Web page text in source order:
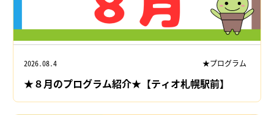
2026.08.4 ★プログラム
★８月のプログラム紹介★【ティオ札幌駅前】